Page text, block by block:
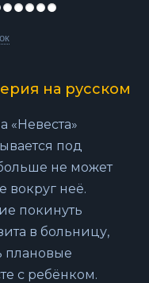
на русском
«Невеста»
под
не может
вокруг неё.
покинуть
в больницу,
плановые
с ребёнком.